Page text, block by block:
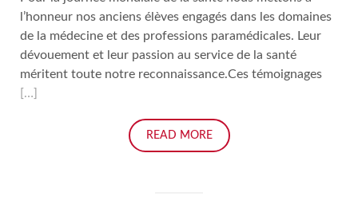
l’honneur nos anciens élèves engagés dans les domaines
de la médecine et des professions paramédicales. Leur
dévouement et leur passion au service de la santé
méritent toute notre reconnaissance.Ces témoignages
[…]
READ MORE